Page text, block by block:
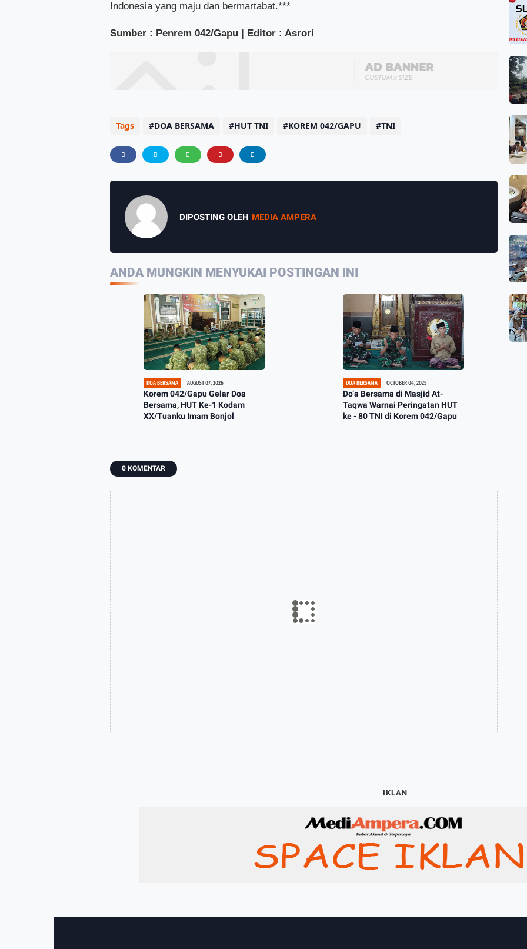
Indonesia yang maju dan bermartabat.***
Sumber : Penrem 042/Gapu | Editor : Asrori
Tags DOA BERSAMA HUT TNI KOREM 042/GAPU TNI
DIPOSTING OLEH MEDIA AMPERA
ANDA MUNGKIN MENYUKAI POSTINGAN INI
DOA BERSAMA AUGUST 07, 2026
Korem 042/Gapu Gelar Doa
Bersama, HUT Ke-1 Kodam
XX/Tuanku Imam Bonjol
DOA BERSAMA OCTOBER 04, 2025
Do’a Bersama di Masjid At-
Taqwa Warnai Peringatan HUT
ke - 80 TNI di Korem 042/Gapu
0 KOMENTAR
IKLAN